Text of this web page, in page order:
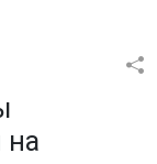
на